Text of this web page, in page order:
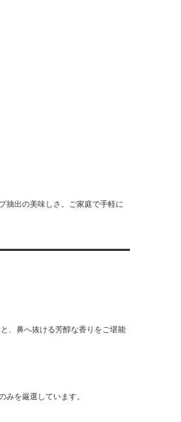
抽出の美味しさ。ご家庭で手軽に
、鼻へ抜ける芳醇な香りをご堪能
を厳選しています。